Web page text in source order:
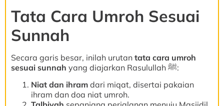
Tata Cara Umroh Sesuai
Sunnah
Secara garis besar, inilah urutan tata cara umroh
sesuai sunnah
yang diajarkan Rasulullah ﷺ:
Niat dan ihram dari miqat, disertai pakaian
ihram dan doa niat umroh.